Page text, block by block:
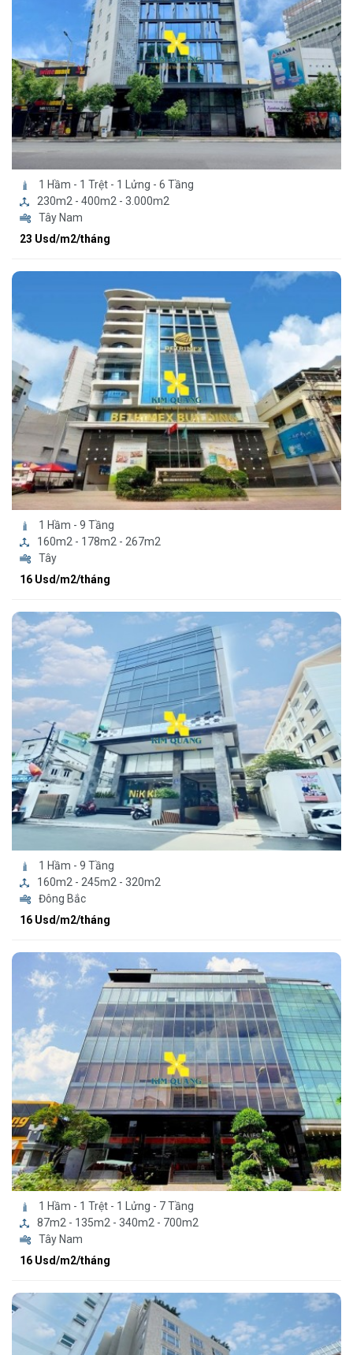
1 Hầm - 1 Trệt - 1 Lửng - 6 Tầng
230m2 - 400m2 - 3.000m2
Tây Nam
23 Usd/m2/tháng
1 Hầm - 9 Tầng
160m2 - 178m2 - 267m2
Tây
16 Usd/m2/tháng
1 Hầm - 9 Tầng
160m2 - 245m2 - 320m2
Đông Bắc
16 Usd/m2/tháng
1 Hầm - 1 Trệt - 1 Lửng - 7 Tầng
87m2 - 135m2 - 340m2 - 700m2
Tây Nam
16 Usd/m2/tháng